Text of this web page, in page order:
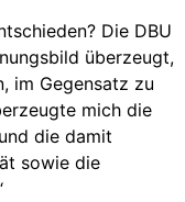
Die DBU
überzeugt,
im Gegensatz zu
mich die
die damit
sowie die